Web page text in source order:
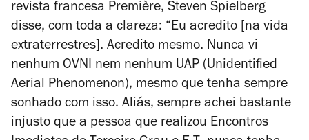
revista francesa Première, Steven Spielberg
disse, com toda a clareza: “Eu acredito [na vida
extraterrestres]. Acredito mesmo. Nunca vi
nenhum OVNI nem nenhum UAP (Unidentified
Aerial Phenomenon), mesmo que tenha sempre
sonhado com isso. Aliás, sempre achei bastante
injusto que a pessoa que realizou Encontros